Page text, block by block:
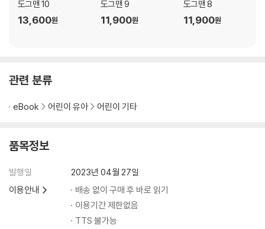
도그맨 10
13,600원
도그맨 9
11,900원
도그맨 8
11,900원
관련 분류
eBook 어린이 유아 어린이 기타
품목정보
발행일
2023년 04월 27일
이용안내
배송 없이 구매 후 바로 읽기
이용기간 제한없음
TTS 불가능